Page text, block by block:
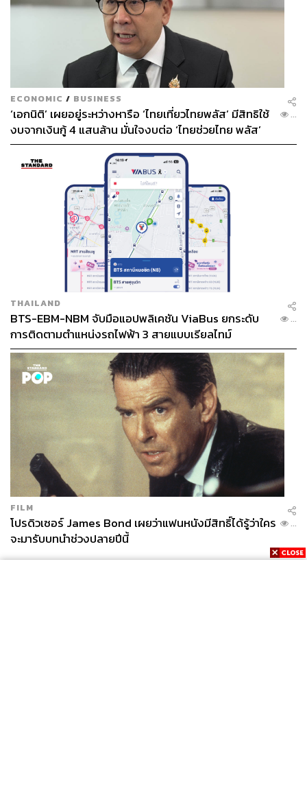
ECONOMIC / BUSINESS
‘เอกนิติ’ เผยอยู่ระหว่างหารือ ‘ไทยเที่ยวไทยพลัส’ มีสิทธิใช้
งบจากเงินกู้ 4 แสนล้าน มั่นใจงบต่อ ‘ไทยช่วยไทย พลัส’
เฟส 2 มีเพียงพอ
...
THAILAND
BTS-EBM-NBM จับมือแอปพลิเคชัน ViaBus ยกระดับ
การติดตามตำแหน่งรถไฟฟ้า 3 สายแบบเรียลไทม์
...
FILM
โปรดิวเซอร์ James Bond เผยว่าแฟนหนังมีสิทธิ์ได้รู้ว่าใคร
จะมารับบทนำช่วงปลายปีนี้
...